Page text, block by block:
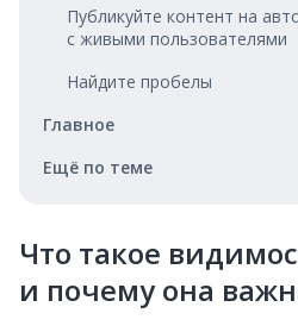
Публикуйте контент на
с живыми пользователями
Найдите пробелы
Главное
Ещё по теме
Что такое
и почему она